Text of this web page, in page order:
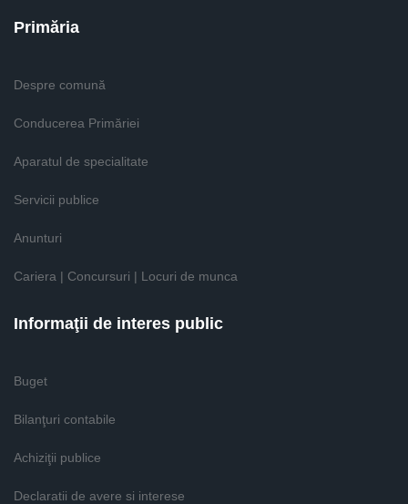
Primăria
Despre comună
Conducerea Primăriei
Aparatul de specialitate
Servicii publice
Anunturi
Cariera | Concursuri | Locuri de munca
Informaţii de interes public
Buget
Bilanţuri contabile
Achiziţii publice
Declaratii de avere si interese